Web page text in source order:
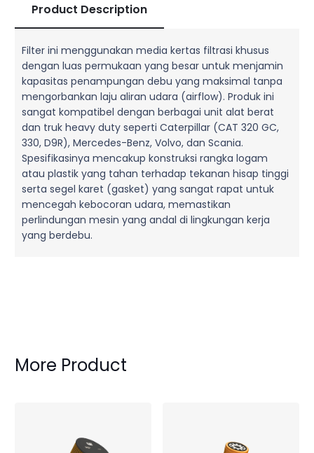
Product Description
Filter ini menggunakan media kertas filtrasi khusus
dengan luas permukaan yang besar untuk menjamin
kapasitas penampungan debu yang maksimal tanpa
mengorbankan laju aliran udara (airflow). Produk ini
sangat kompatibel dengan berbagai unit alat berat
dan truk heavy duty seperti Caterpillar (CAT 320 GC,
330, D9R), Mercedes-Benz, Volvo, dan Scania.
Spesifikasinya mencakup konstruksi rangka logam
atau plastik yang tahan terhadap tekanan hisap tinggi
serta segel karet (gasket) yang sangat rapat untuk
mencegah kebocoran udara, memastikan
perlindungan mesin yang andal di lingkungan kerja
yang berdebu.
More Product